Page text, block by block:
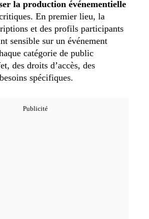
la production événementielle
En premier lieu, la
et des profils participants
sensible sur un événement
catégorie de public
des droits d’accès, des
spécifiques.